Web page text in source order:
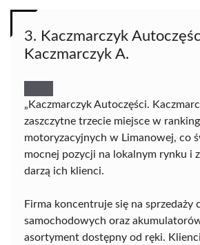
3. Kaczmarczyk
Kaczmarczyk A.
„Kaczmarczyk Autoczęści.
zaszczytne trzecie miejsce w
motoryzacyjnych w Limanowej, co
mocnej pozycji na lokalnym rynku i
darzą ich klienci.
Firma koncentruje się na sprzedaży
samochodowych oraz
asortyment dostępny od ręki.